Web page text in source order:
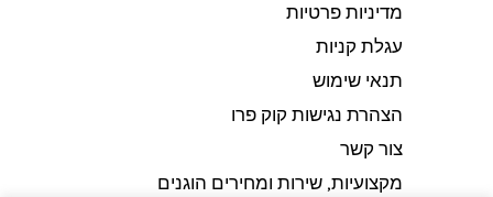
מדיניות פרטיות
עגלת קניות
תנאי שימוש
הצהרת נגישות קוק פרו
צור קשר
מקצועיות, שירות ומחירים הוגנים